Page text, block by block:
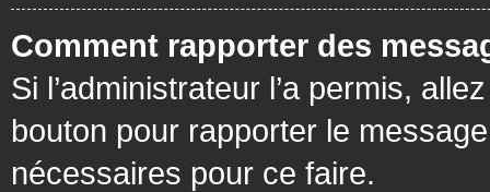
Comment rapporter des
Si l’administrateur l’a permis,
bouton pour rapporter le
nécessaires pour ce faire.